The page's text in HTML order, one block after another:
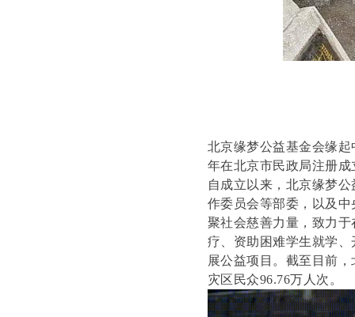
北京缘梦公益基金会缘
年在北京市民政局注册
自成立以来，北京缘梦
作委员会等部委，以及
聚社会慈善力量，致力
疗、资助困难学生就学
展公益项目。截至目前
灾区民众96.76万人次。